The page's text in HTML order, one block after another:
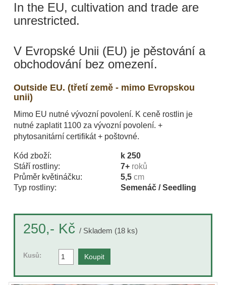
In the EU, cultivation and trade are
unrestricted.
V Evropské Unii (EU) je pěstování a
obchodování bez omezení.
Outside EU. (třetí země - mimo Evropskou
unii)
Mimo EU nutné vývozní povolení. K ceně rostlin je
nutné zaplatit 1100 za vývozní povolení. +
phytosanitární certifikát + poštovné.
Kód zboží:
k 250
Stáří rostliny:
7+ roků
Průměr květináčku:
5,5 cm
Typ rostliny:
Semenáč / Seedling
250,- Kč / Skladem (18 ks)
Kusů: